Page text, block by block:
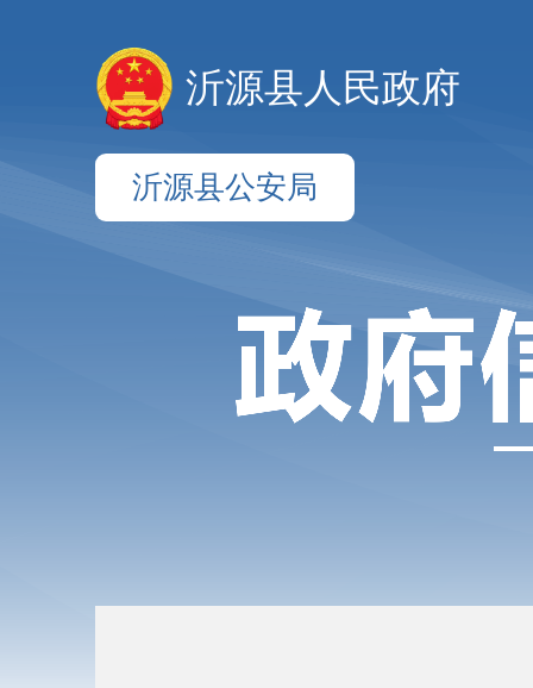
沂源县人民政府
沂源县公安局